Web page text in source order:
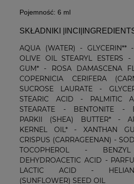
Pojemność: 6 ml
SKŁADNIKI
AQUA (WATER) - GLYCERIN**
OLIVE OIL STEARYL ESTERS -
GUM* - ROSA DAMASCENA
COPERNICIA CERIFERA
SUCROSE LAURATE -
STEARIC ACID - PALMITIC
STEARATE - BENTONITE -
PARKII (SHEA) BUTTER* -
KERNEL OIL* - XANTHAN
CRISPUS (CARRAGEENAN) -
TOCOPHEROL -
DEHYDROACETIC ACID -
LACTIC ACID -
(SUNFLOWER) SEED OIL